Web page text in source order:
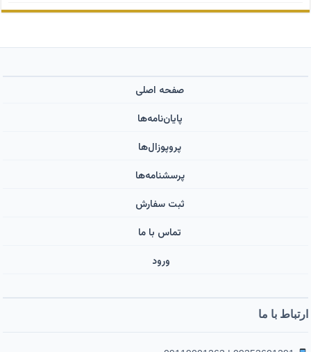
صفحه اصلی
پایان‌نامه‌ها
پروپوزال‌ها
پرسشنامه‌ها
ثبت سفارش
تماس با ما
ورود ‌
ارتباط با ما